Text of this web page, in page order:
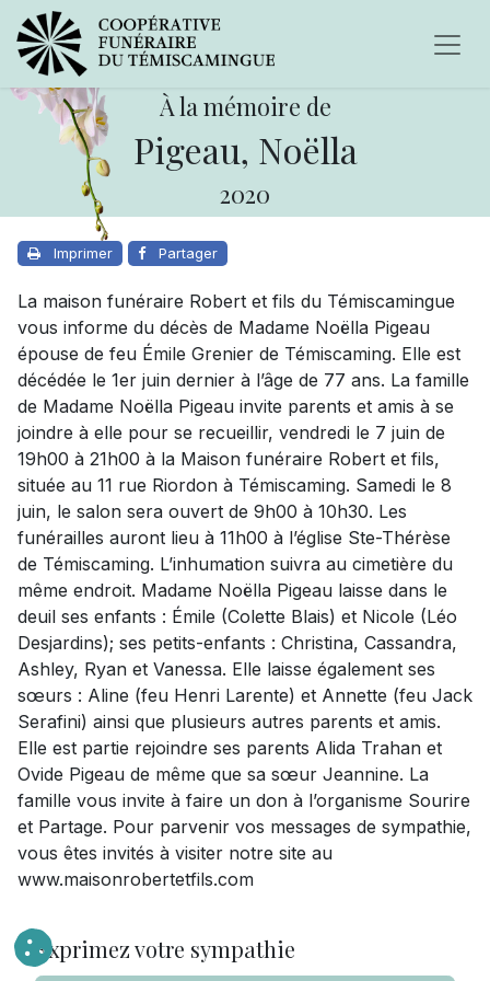
À la mémoire de
Pigeau, Noëlla
2020
Imprimer Partager
La maison funéraire Robert et fils du Témiscamingue
vous informe du décès de Madame Noëlla Pigeau
épouse de feu Émile Grenier de Témiscaming. Elle est
décédée le 1er juin dernier à l’âge de 77 ans. La famille
de Madame Noëlla Pigeau invite parents et amis à se
joindre à elle pour se recueillir, vendredi le 7 juin de
19h00 à 21h00 à la Maison funéraire Robert et fils,
située au 11 rue Riordon à Témiscaming. Samedi le 8
juin, le salon sera ouvert de 9h00 à 10h30. Les
funérailles auront lieu à 11h00 à l’église Ste-Thérèse
de Témiscaming. L’inhumation suivra au cimetière du
même endroit. Madame Noëlla Pigeau laisse dans le
deuil ses enfants : Émile (Colette Blais) et Nicole (Léo
Desjardins); ses petits-enfants : Christina, Cassandra,
Ashley, Ryan et Vanessa. Elle laisse également ses
sœurs : Aline (feu Henri Larente) et Annette (feu Jack
Serafini) ainsi que plusieurs autres parents et amis.
Elle est partie rejoindre ses parents Alida Trahan et
Ovide Pigeau de même que sa sœur Jeannine. La
famille vous invite à faire un don à l’organisme Sourire
et Partage. Pour parvenir vos messages de sympathie,
vous êtes invités à visiter notre site au
www.maisonrobertetfils.com
Exprimez votre sympathie